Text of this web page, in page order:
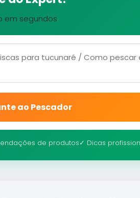
em segundos
ao Pescador
de produtos✓ Dicas